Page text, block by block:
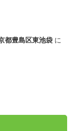
都豊島区東池袋 に